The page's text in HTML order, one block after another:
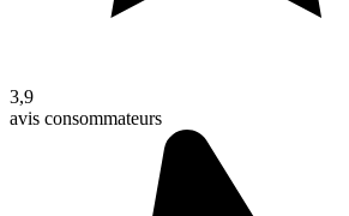
3,9
avis consommateurs